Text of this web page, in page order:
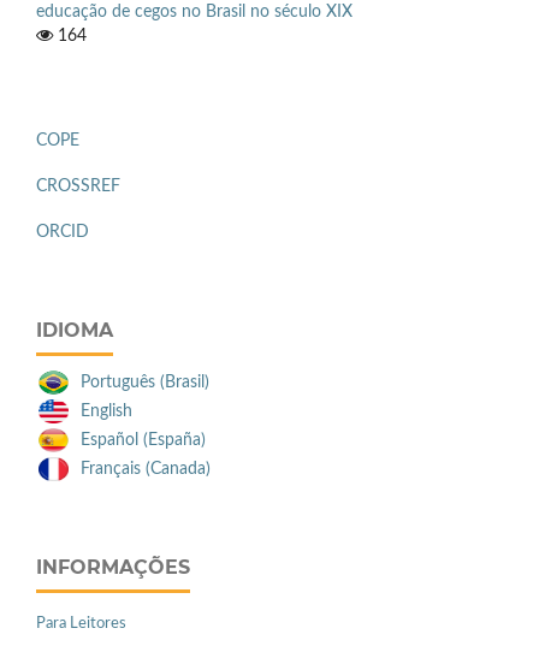
educação de cegos no Brasil no século XIX
164
COPE
CROSSREF
ORCID
IDIOMA
Português (Brasil)
English
Español (España)
Français (Canada)
INFORMAÇÕES
Para Leitores